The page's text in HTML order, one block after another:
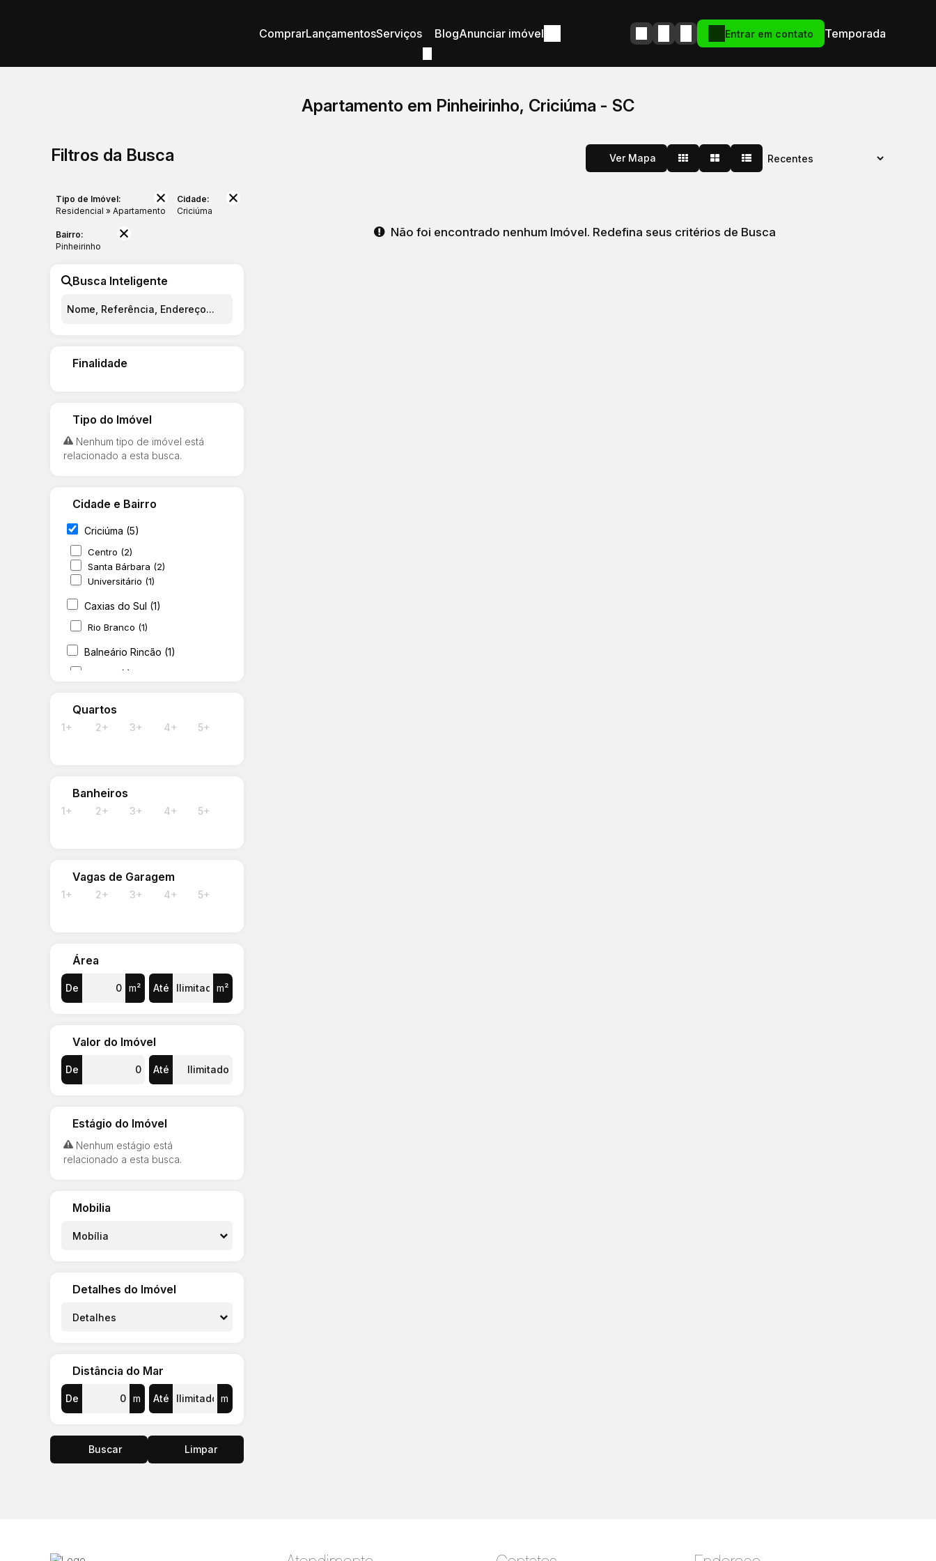
Entrar em contato
Anunciar imóvel
Blog
Serviços Temporada
Lançamentos
Comprar
Apartamento em Pinheirinho, Criciúma - SC
Filtros da Busca
Tipo de Imóvel:
Residencial » Apartamento
Cidade:
Criciúma
Bairro:
Pinheirinho
Busca Inteligente
Finalidade
Tipo do Imóvel
Nenhum tipo de imóvel está
relacionado a esta busca.
Cidade e Bairro
Criciúma (5)
Centro (2)
Santa Bárbara (2)
Universitário (1)
Caxias do Sul (1)
Rio Branco (1)
Balneário Rincão (1)
Centro (1)
Quartos
1+ 2+ 3+ 4+ 5+
Banheiros
1+ 2+ 3+ 4+ 5+
Vagas de Garagem
1+ 2+ 3+ 4+ 5+
Área
De m² Até m²
Valor do Imóvel
De Até
Estágio do Imóvel
Nenhum estágio está
relacionado a esta busca.
Mobilia
Mobília
Detalhes do Imóvel
Detalhes
Distância do Mar
De m Até m
Buscar Limpar
Ver Mapa
Não foi encontrado nenhum Imóvel. Redefina seus critérios de Busca